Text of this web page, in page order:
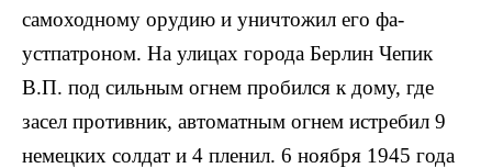
самоходному орудию и уничтожил его фа­
устпатроном. На улицах города Берлин Чепик
В.П. под сильным огнем пробился к дому, где
засел противник, автоматным огнем ис­требил 9
немецких солдат и 4 пленил. 6 ноября 1945 года